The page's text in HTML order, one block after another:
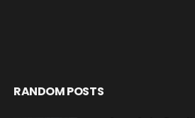
RANDOM POSTS